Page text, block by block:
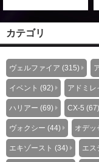
カテゴリ
ヴェルファイア (315)
イベント (92) アドミレ
ハリアー (69) CX-5 (67)
ヴォクシー (44) オデッ
エキゾースト (34) エス